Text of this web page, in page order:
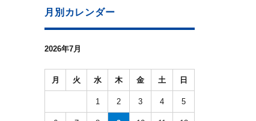
月別カレンダー
2026年7月
月 火 水 木 金 土 日
1 2 3 4 5